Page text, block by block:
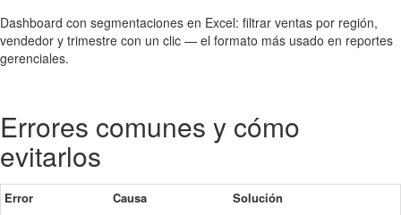
Dashboard con segmentaciones en Excel: filtrar ventas por región,
vendedor y trimestre con un clic — el formato más usado en reportes
gerenciales.
Errores comunes y cómo
evitarlos
Error Causa Solución